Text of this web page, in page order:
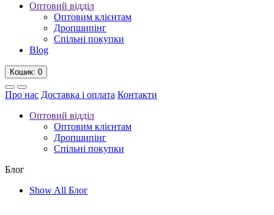
Оптовий відділ
Оптовим клієнтам
Дропшипінг
Спільні покупки
Blog
Кошик: 0
Про нас Доставка і оплата Контакти
Оптовий відділ
Оптовим клієнтам
Дропшипінг
Спільні покупки
Блог
Show All Блог